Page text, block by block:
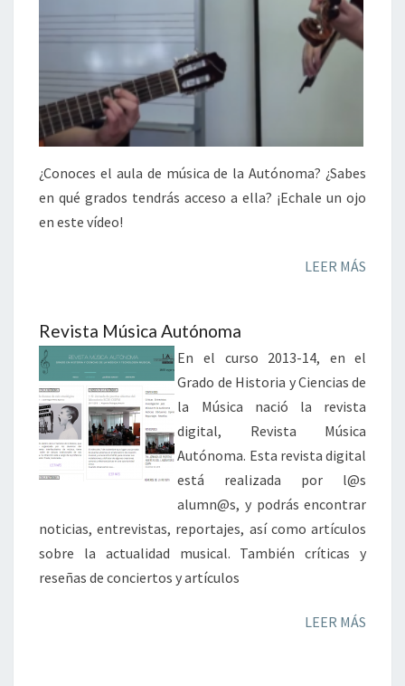
¿Conoces el aula de música de la Autónoma? ¿Sabes
en qué grados tendrás acceso a ella? ¡Echale un ojo
en este vídeo!
LEER MÁS
Revista Música Autónoma
En el curso 2013-14, en el
Grado de Historia y Ciencias de
la Música nació la revista
digital, Revista Música
Autónoma. Esta revista digital
está realizada por l@s
alumn@s, y podrás encontrar
noticias, entrevistas, reportajes, así como artículos
sobre la actualidad musical. También críticas y
reseñas de conciertos y artículos
LEER MÁS